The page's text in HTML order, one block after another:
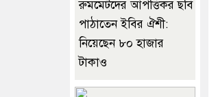
রুমমেটদের আপত্তিকর ছবি
পাঠাতেন ইবির ঐশী:
নিয়েছেন ৮০ হাজার
টাকাও